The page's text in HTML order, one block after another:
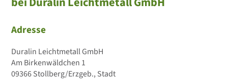
Adresse
Duralin Leichtmetall GmbH
Am Birkenwäldchen 1
09366 Stollberg/Erzgeb., Stadt